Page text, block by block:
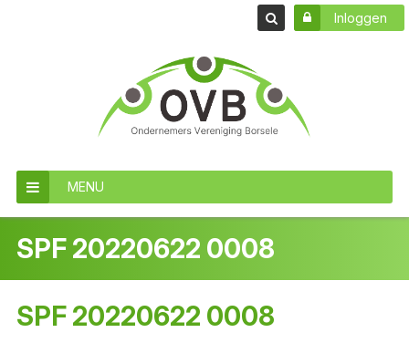
Inloggen
MENU
SPF 20220622 0008
SPF 20220622 0008